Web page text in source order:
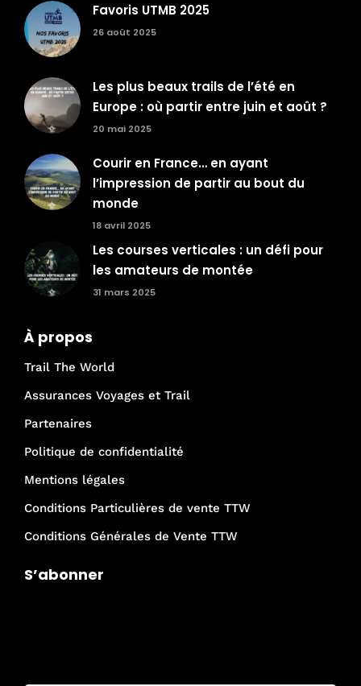
Favoris UTMB 2025
26 août 2025
Les plus beaux trails de l’été en
Europe : où partir entre juin et août ?
20 mai 2025
Courir en France… en ayant
l’impression de partir au bout du
monde
18 avril 2025
Les courses verticales : un défi pour
les amateurs de montée
31 mars 2025
À propos
Trail The World
Assurances Voyages et Trail
Partenaires
Politique de confidentialité
Mentions légales
Conditions Particulières de vente TTW
Conditions Générales de Vente TTW
S’abonner